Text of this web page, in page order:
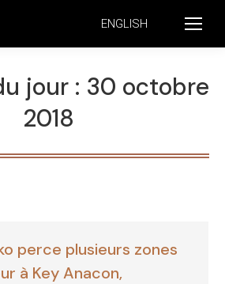
ENGLISH
jour : 30 octobre
2018
perce plusieurs zones
à Key Anacon,